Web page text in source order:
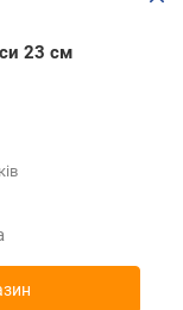
23 см